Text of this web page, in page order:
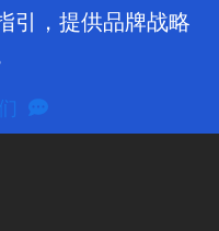
引，提供品牌战略